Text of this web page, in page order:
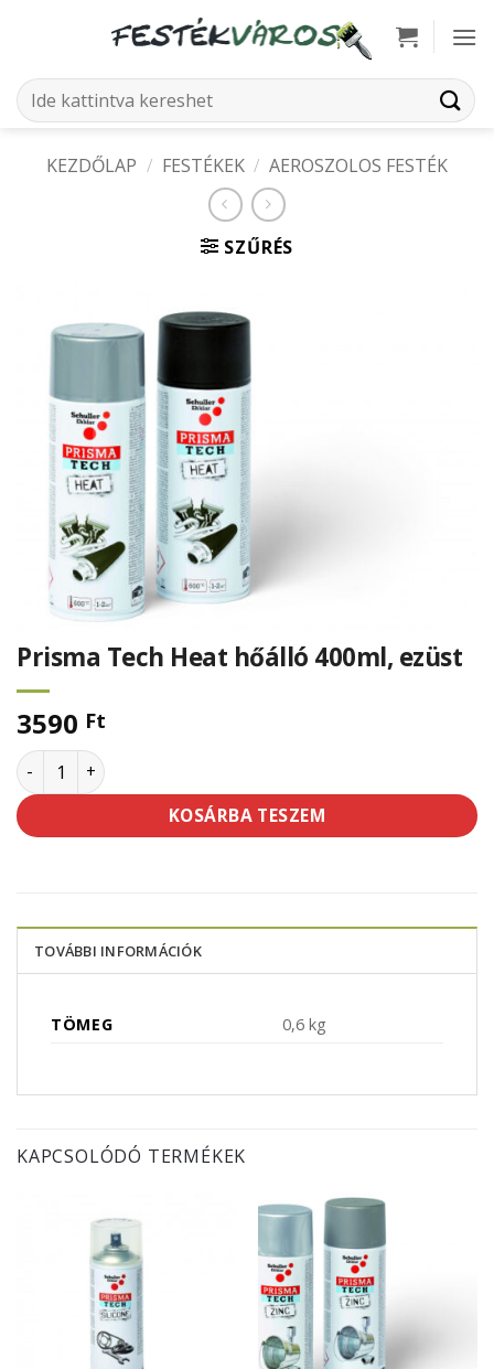
Keresés
a
KEZDŐLAP / FESTÉKEK / AEROSZOLOS FESTÉK
SZŰRÉS
Prisma Tech Heat hőálló 400ml, ezüst
3590 Ft
Prisma Tech Heat hőálló 400ml, ezüst mennyiség
KOSÁRBA TESZEM
TOVÁBBI INFORMÁCIÓK
TÖMEG 0,6 kg
KAPCSOLÓDÓ TERMÉKEK